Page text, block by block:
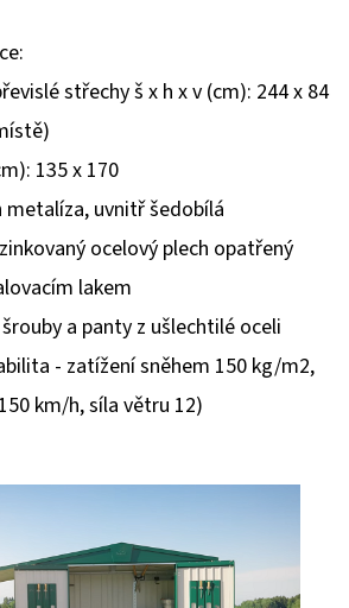
střechy š x h x v (cm): 244 x 84
135 x 170
metalíza, uvnitř šedobílá
ocelový plech opatřený
lakem
a panty z ušlechtilé oceli
- zatížení sněhem 150 kg/m2,
km/h, síla větru 12)